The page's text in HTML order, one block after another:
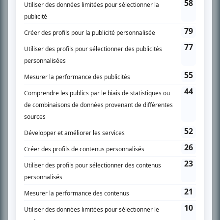
SUR LE RÉSEAU BIZZ MÉDIA
PLAN DU SITE
Accueil
Liste des oeuvres
Recherche avancée
À propos
Nous contacter
Termes et conditions
Politique de confidentialité
Gestion du consentement